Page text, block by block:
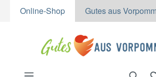
Zum Hauptinhalt springen
Online-Shop Gutes aus